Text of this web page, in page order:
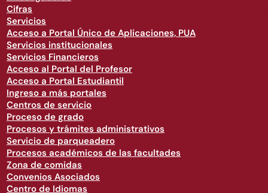
Cifras
Servicios
Acceso a Portal Único de Aplicaciones, PUA
Servicios institucionales
Servicios Financieros
Acceso al Portal del Profesor
Acceso a Portal Estudiantil
Ingreso a más portales
Centros de servicio
Proceso de grado
Procesos y trámites administrativos
Servicio de parqueadero
Procesos académicos de las facultades
Zona de comidas
Convenios Asociados
Centro de Idiomas